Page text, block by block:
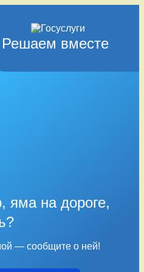
Решаем вместе
яма на дороге,
— сообщите о ней!